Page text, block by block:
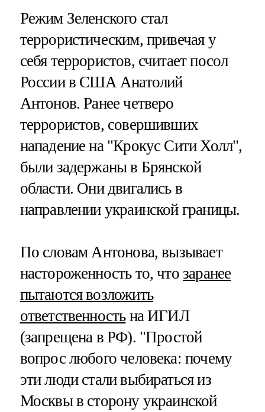
Режим Зеленского стал
террористическим, привечая у
себя террористов, считает посол
России в США Анатолий
Антонов. Ранее четверо
террористов, совершивших
нападение на "Крокус Сити Холл",
были задержаны в Брянской
области. Они двигались в
направлении украинской границы.
По словам Антонова, вызывает
настороженность то, чтозаранее
пытаются возложить
ответственностьна ИГИЛ
(запрещена в РФ). "Простой
вопрос любого человека: почему
эти люди стали выбираться из
Москвы в сторону украинской